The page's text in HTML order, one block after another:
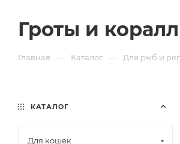
Гроты и
Главная — Каталог — Для рыб и
КАТАЛОГ
Для кошек